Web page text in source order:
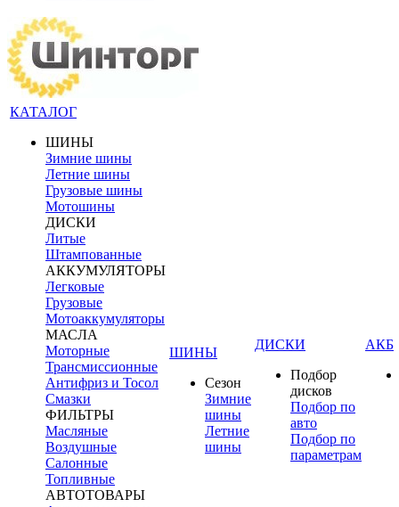
КАТАЛОГ
ШИНЫ
Зимние шины
Летние шины
Грузовые шины
Мотошины
ДИСКИ
Литые
Штампованные
АККУМУЛЯТОРЫ
Легковые
Грузовые
Мотоаккумуляторы
МАСЛА
Моторные
Трансмиссионные
Антифриз и Тосол
Смазки
ФИЛЬТРЫ
Масляные
Воздушные
Салонные
Топливные
АВТОТОВАРЫ
ШИНЫ
Сезон
Зимние
шины
Летние
шины
ДИСКИ
Подбор
дисков
Подбор по
авто
Подбор по
параметрам
АКБ